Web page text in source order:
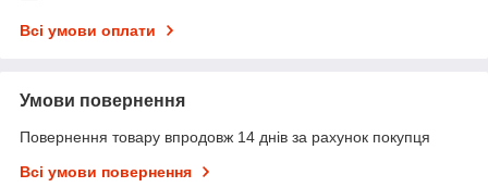
Всі умови оплати
Умови повернення
Повернення товару впродовж 14 днів за рахунок покупця
Всі умови повернення